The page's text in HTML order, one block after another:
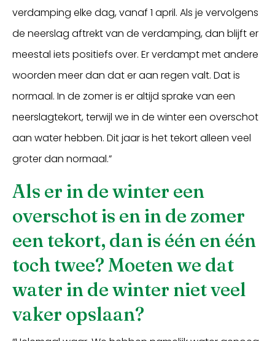
verdamping elke dag, vanaf 1 april. Als je vervolgens
de neerslag aftrekt van de verdamping, dan blijft er
meestal iets positiefs over. Er verdampt met andere
woorden meer dan dat er aan regen valt. Dat is
normaal. In de zomer is er altijd sprake van een
neerslagtekort, terwijl we in de winter een overschot
aan water hebben. Dit jaar is het tekort alleen veel
groter dan normaal.”
Als er in de winter een
overschot is en in de zomer
een tekort, dan is één en één
toch twee? Moeten we dat
water in de winter niet veel
vaker opslaan?